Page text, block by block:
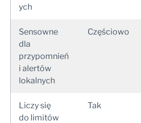
ych
Sensowne
dla
przypomnień
i alertów
lokalnych
Częściowo
Liczy się
do limitów
Tak